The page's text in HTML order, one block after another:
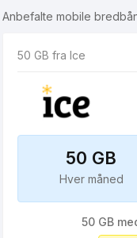
Anbefalte mobile
50 GB fra Ice
50 GB
Hver måned
50 GB